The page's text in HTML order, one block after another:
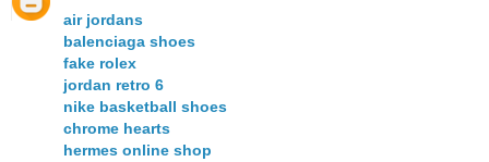
air jordans
balenciaga shoes
fake rolex
jordan retro 6
nike basketball shoes
chrome hearts
hermes online shop